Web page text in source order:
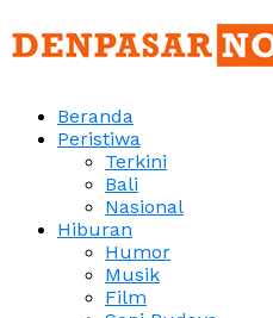
Beranda
Peristiwa
Terkini
Bali
Nasional
Hiburan
Humor
Musik
Film